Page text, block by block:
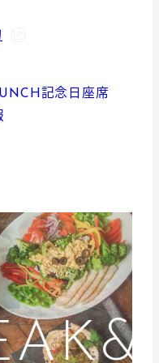
記念日 座席